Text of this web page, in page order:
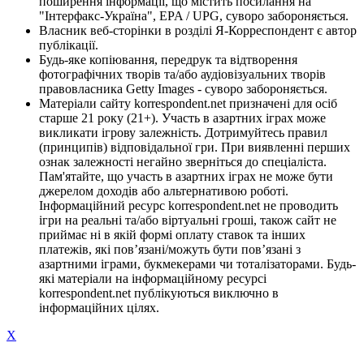
"Інтерфакс-Україна", EPA / UPG, суворо забороняється.
Власник веб-сторінки в розділі Я-Корреспондент є автор
публікації.
Будь-яке копіювання, передрук та відтворення
фотографічних творів та/або аудіовізуальних творів
правовласника Getty Images - суворо забороняється.
Матеріали сайту korrespondent.net призначені для осіб
старше 21 року (21+). Участь в азартних іграх може
викликати ігрову залежність. Дотримуйтесь правил
(принципів) відповідальної гри. При виявленні перших
ознак залежності негайно зверніться до спеціаліста.
Пам'ятайте, що участь в азартних іграх не може бути
джерелом доходів або альтернативою роботі.
Інформаційний ресурс korrespondent.net не проводить
ігри на реальні та/або віртуальні гроші, також сайт не
приймає ні в якій формі оплату ставок та інших
платежів, які пов’язані/можуть бути пов’язані з
азартними іграми, букмекерами чи тоталізаторами. Будь-
які матеріали на інформаційному ресурсі
korrespondent.net публікуються виключно в
інформаційних цілях.
X